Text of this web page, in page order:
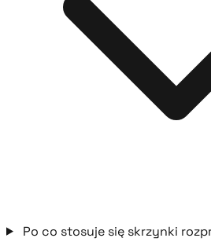
Po co stosuje się skrzynki